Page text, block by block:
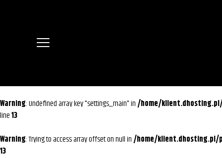
Warning : Undefined array key "settings_main" in/home/
line13
Warning : Trying to access array offset on null in/home/klient.dhosting.pl/
13